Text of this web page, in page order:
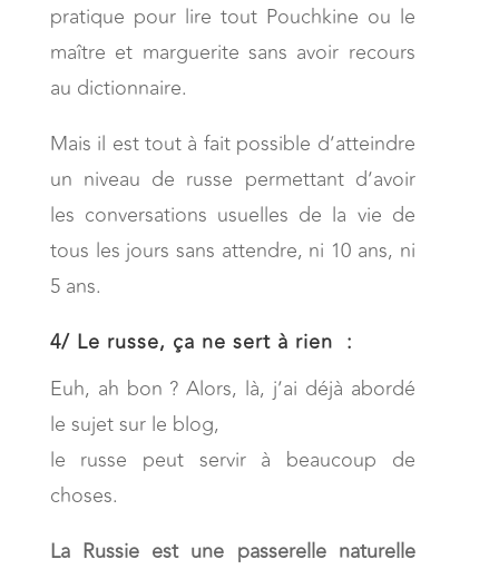
pratique pour lire tout Pouchkine ou le
maître et marguerite sans avoir recours
au dictionnaire.
Mais il est tout à fait possible d’atteindre
un niveau de russe permettant d’avoir
les conversations usuelles de la vie de
tous les jours sans attendre, ni 10 ans, ni
5 ans.
4/Le russe, ça ne sert à rien :
Euh, ah bon ? Alors, là, j’ai déjà abordé
le sujet sur le blog,
le russe peut servir à beaucoup de
choses.
La Russie est une passerelle naturelle